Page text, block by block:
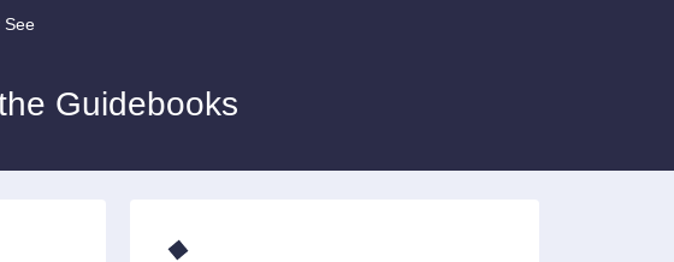
See
Guidebooks